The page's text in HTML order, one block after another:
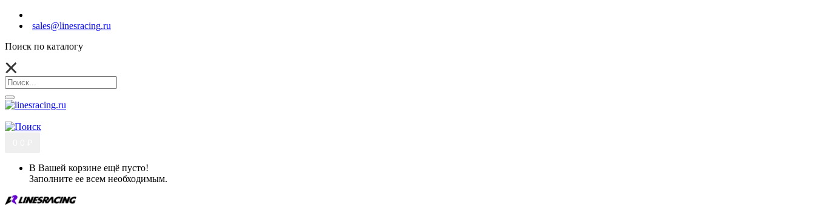
sales@linesracing.ru
Поиск по каталогу
В Вашей корзине ещё пусто!
Заполните ее всем необходимым.